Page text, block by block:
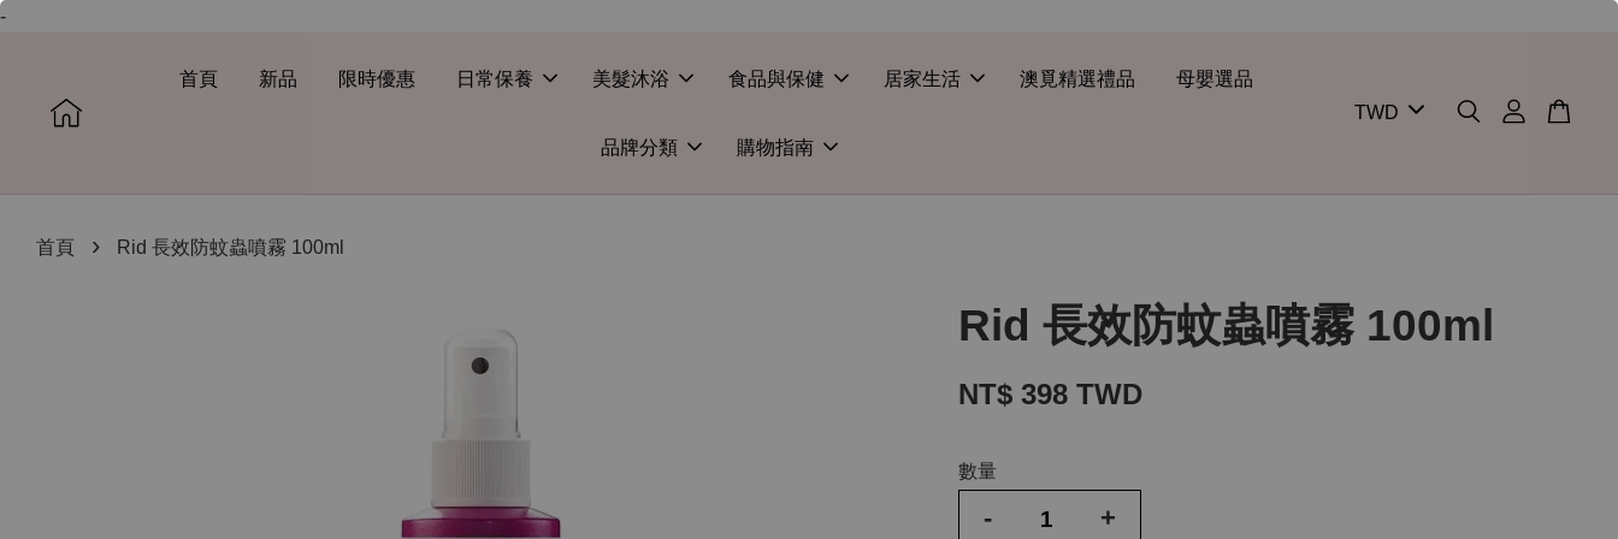
-
首頁 新品 限時優惠 日常保養 美髮沐浴 食品與保健 居家生活 澳覓精選禮品 母嬰選品
品牌分類 購物指南
首頁 › Rid 長效防蚊蟲噴霧 100ml
Rid 長效防蚊蟲噴霧 100ml
NT$ 398 TWD
數量
- +